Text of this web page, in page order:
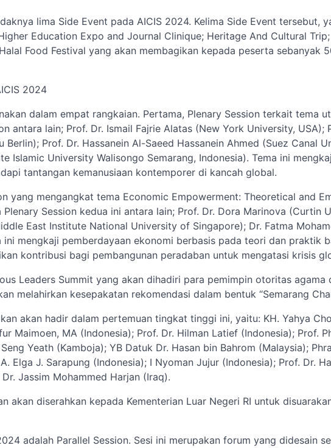
lima Side Event pada AICIS 2024. Kelima Side Event tersebut,
Education Expo and Journal Clinique; Heritage And Cultural
Food Festival yang akan membagikan kepada peserta sebanyak
2024
dalam empat rangkaian. Pertama, Plenary Session terkait tema
antara lain; Prof. Dr. Ismail Fajrie Alatas (New York University, USA);
Prof. Dr. Hassanein Al-Saeed Hassanein Ahmed (Suez Canal
Islamic University Walisongo Semarang, Indonesia). Tema ini
tantangan kemanusiaan kontemporer di kancah global.
yang mengangkat tema Economic Empowerment: Theoretical and
Session kedua ini antara lain; Prof. Dr. Dora Marinova (Curtin
East Institute National University of Singapore); Dr. Fatma
ini mengkaji pemberdayaan ekonomi berbasis pada teori dan praktik
kontribusi bagi pembangunan peradaban untuk mengatasi krisis
Leaders Summit yang akan dihadiri para pemimpin otoritas agama
melahirkan kesepakatan rekomendasi dalam bentuk “Semarang
akan hadir dalam pertemuan tingkat tinggi ini, yaitu: KH. Yahya
Maimoen, MA (Indonesia); Prof. Dr. Hilman Latief (Indonesia); Prof.
Yeath (Kamboja); YB Datuk Dr. Hasan bin Bahrom (Malaysia);
Elga J. Sarapung (Indonesia); I Nyoman Jujur (Indonesia); Prof. Dr.
Jassim Mohammed Harjan (Iraq).
akan diserahkan kepada Kementerian Luar Negeri RI untuk
adalah Parallel Session. Sesi ini merupakan forum yang didesain